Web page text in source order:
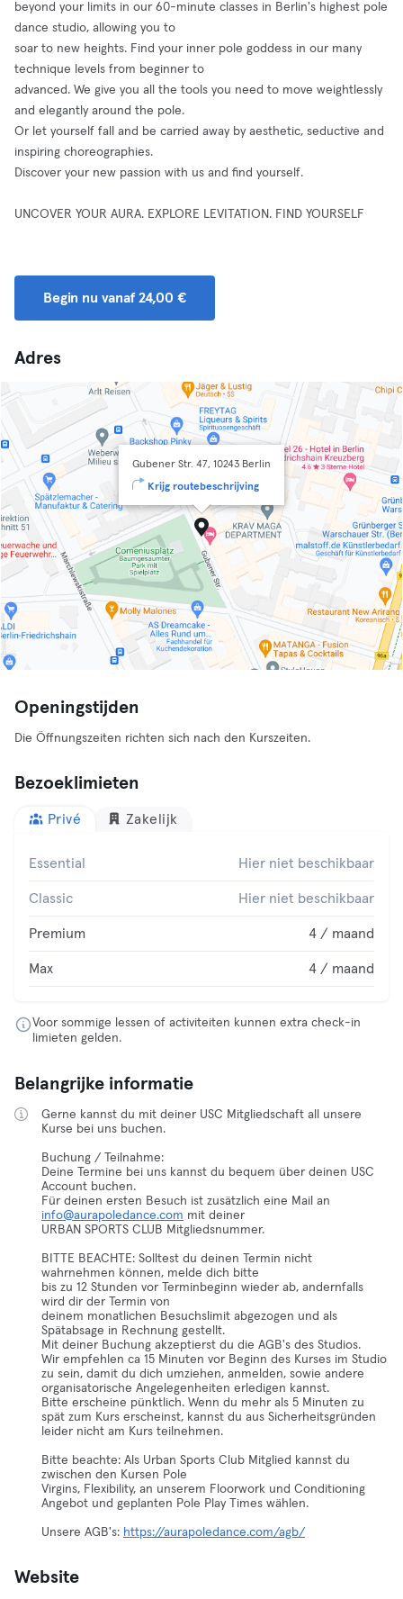
beyond your limits in our 60-minute classes in Berlin's highest pole
dance studio, allowing you to
soar to new heights. Find your inner pole goddess in our many
technique levels from beginner to
advanced. We give you all the tools you need to move weightlessly
and elegantly around the pole.
Or let yourself fall and be carried away by aesthetic, seductive and
inspiring choreographies.
Discover your new passion with us and find yourself.
UNCOVER YOUR AURA. EXPLORE LEVITATION. FIND YOURSELF
Begin nu vanaf 24,00 €
Adres
Gubener Str. 47, 10243 Berlin
Krijg routebeschrijving
Openingstijden
Die Öffnungszeiten richten sich nach den Kurszeiten.
Bezoeklimieten
Privé Zakelijk
Essential Hier niet beschikbaar
Classic Hier niet beschikbaar
Premium 4 / maand
Max 4 / maand
Voor sommige lessen of activiteiten kunnen extra check-in
limieten gelden.
Belangrijke informatie
Gerne kannst du mit deiner USC Mitgliedschaft all unsere
Kurse bei uns buchen.
Buchung / Teilnahme:
Deine Termine bei uns kannst du bequem über deinen USC
Account buchen.
Für deinen ersten Besuch ist zusätzlich eine Mail an
info@aurapoledance.com mit deiner
URBAN SPORTS CLUB Mitgliedsnummer.
BITTE BEACHTE: Solltest du deinen Termin nicht
wahrnehmen können, melde dich bitte
bis zu 12 Stunden vor Terminbeginn wieder ab, andernfalls
wird dir der Termin von
deinem monatlichen Besuchslimit abgezogen und als
Spätabsage in Rechnung gestellt.
Mit deiner Buchung akzeptierst du die AGB's des Studios.
Wir empfehlen ca 15 Minuten vor Beginn des Kurses im Studio
zu sein, damit du dich umziehen, anmelden, sowie andere
organisatorische Angelegenheiten erledigen kannst.
Bitte erscheine pünktlich. Wenn du mehr als 5 Minuten zu
spät zum Kurs erscheinst, kannst du aus Sicherheitsgründen
leider nicht am Kurs teilnehmen.
Bitte beachte: Als Urban Sports Club Mitglied kannst du
zwischen den Kursen Pole
Virgins, Flexibility, an unserem Floorwork und Conditioning
Angebot und geplanten Pole Play Times wählen.
Unsere AGB's: https://aurapoledance.com/agb/
Website